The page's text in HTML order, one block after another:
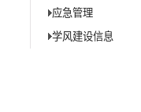
应急管理
学风建设信息